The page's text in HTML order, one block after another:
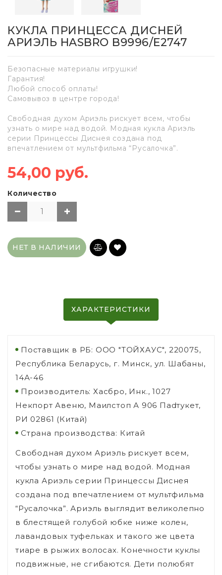
КУКЛА ПРИНЦЕССА ДИСНЕЙ
АРИЭЛЬ HASBRO B9996/E2747
Безопасные материалы игрушки!
Гарантия!
Любой способ оплаты!
Самовывоз в центре города!
Свободная духом Ариэль рискует всем, чтобы
узнать о мире над водой. Модная кукла Ариэль
серии Принцессы Диснея создана под
впечатлением от мультфильма “Русалочка”.
54,00 руб.
Количество
НЕТ В НАЛИЧИИ
ХАРАКТЕРИСТИКИ
Поставщик в РБ: ООО "ТОЙХАУС", 220075,
Республика Беларусь, г. Минск, ул. Шабаны,
14А-46
Производитель: Хасбро, Инк., 1027
Некпорт Авеню, Маилстоп А 906 Паdтукет,
РИ 02861 (Китай)
Страна производства: Китай
Свободная духом Ариэль рискует всем,
чтобы узнать о мире над водой. Модная
кукла Ариэль серии Принцессы Диснея
создана под впечатлением от мультфильма
“Русалочка”. Ариэль выглядит великолепно
в блестящей голубой юбке ниже колен,
лавандовых туфельках и такого же цвета
тиаре в рыжих волосах. Конечности куклы
подвижные, не сгибаются. Дети полюбят